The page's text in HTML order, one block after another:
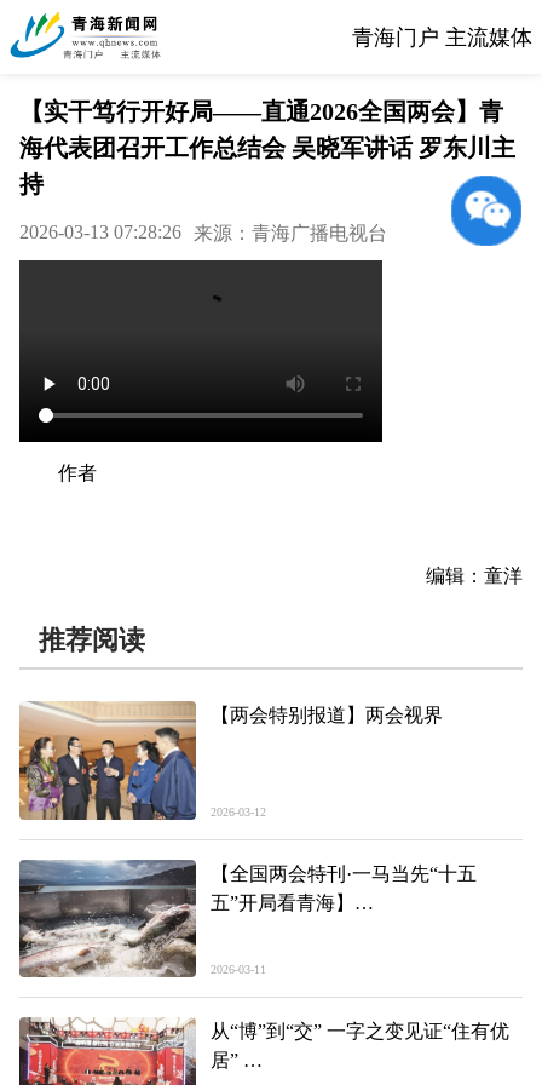
青海门户 主流媒体
【实干笃行开好局——直通2026全国两会】青
海代表团召开工作总结会 吴晓军讲话 罗东川主
持
2026-03-13 07:28:26 来源：青海广播电视台
作者
编辑：童洋
推荐阅读
【两会特别报道】两会视界
2026-03-12
【全国两会特刊·一马当先“十五
五”开局看青海】
游向世界
2026-03-11
从“博”到“交” 一字之变见证“住有优
居”